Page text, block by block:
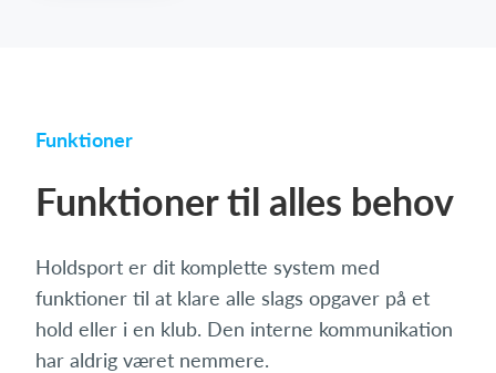
Funktioner
Funktioner til alles behov
Holdsport er dit komplette system med
funktioner til at klare alle slags opgaver på et
hold eller i en klub. Den interne kommunikation
har aldrig været nemmere.